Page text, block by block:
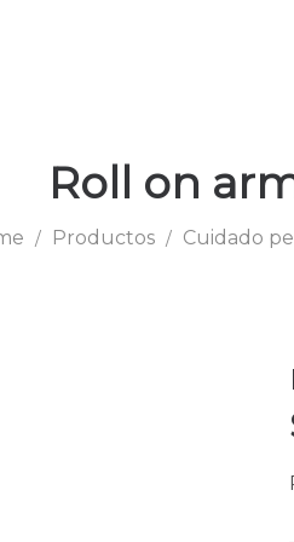
Roll on
/ Productos / Cuidado